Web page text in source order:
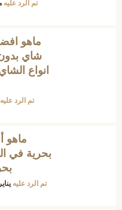
تم الرد عليه
ماهو
شاي
انواع
تم الرد عليه
ماهو
بحرية في
تم الرد عليه يناير 8، 2021